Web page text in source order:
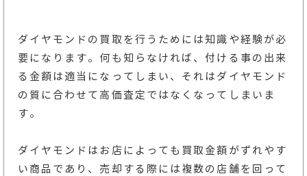
ダイヤモンドの買取を行うためには知識や経験が必
要になります。何も知らなければ、付ける事の出来
る金額は適当になってしまい、それはダイヤモンド
の質に合わせて高価査定ではなくなってしまいま
す。
ダイヤモンドはお店によっても買取金額がずれやす
い商品であり、売却する際には複数の店舗を回って